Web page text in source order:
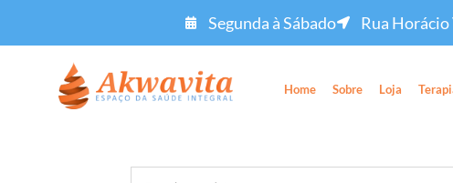
Segunda à Sábado Rua Horácio
Home Sobre Loja